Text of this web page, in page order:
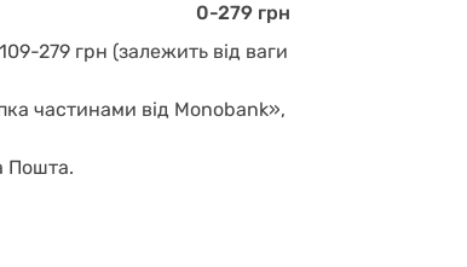
0-279 грн
279 грн (залежить від ваги
частинами від Monobank»,
Пошта.